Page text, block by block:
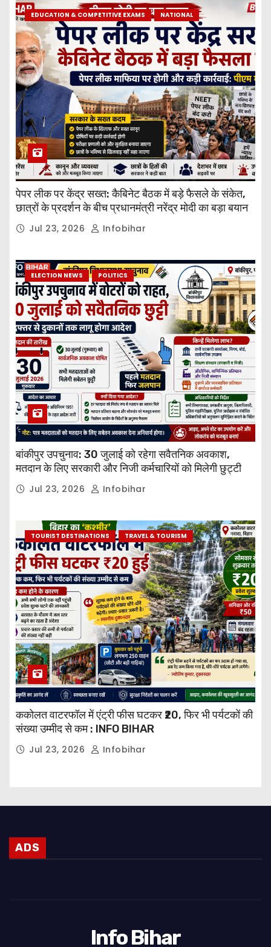
EDUCATION & COMPETITIVE EXAMS NATIONAL
पेपर लीक पर केंद्र सख्त: कैबिनेट बैठक में बड़े फैसले के संकेत,
छात्रों के प्रदर्शन के बीच प्रधानमंत्री नरेंद्र मोदी का बड़ा बयान
Jul 23, 2026 Infobihar
ELECTION NEWS POLITICS
बांकीपुर उपचुनाव: 30 जुलाई को रहेगा सवैतनिक अवकाश,
मतदान के लिए सरकारी और निजी कर्मचारियों को मिलेगी छुट्टी
Jul 23, 2026 Infobihar
TOURIST DESTINATIONS TRAVEL & TOURISM
ककोलत वाटरफॉल में एंट्री फीस घटकर ₹20, फिर भी पर्यटकों की
संख्या उम्मीद से कम : INFO BIHAR
Jul 23, 2026 Infobihar
ADS
Info Bihar